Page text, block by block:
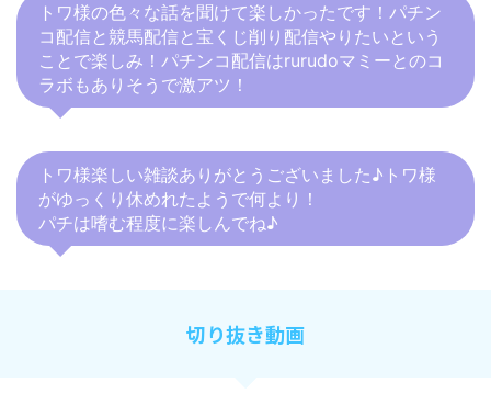
トワ様の色々な話を聞けて楽しかったです！パチン
コ配信と競馬配信と宝くじ削り配信やりたいという
ことで楽しみ！パチンコ配信はrurudoマミーとのコ
ラボもありそうで激アツ！
トワ様楽しい雑談ありがとうございました♪トワ様
がゆっくり休めれたようで何より！
パチは嗜む程度に楽しんでね♪
切り抜き動画